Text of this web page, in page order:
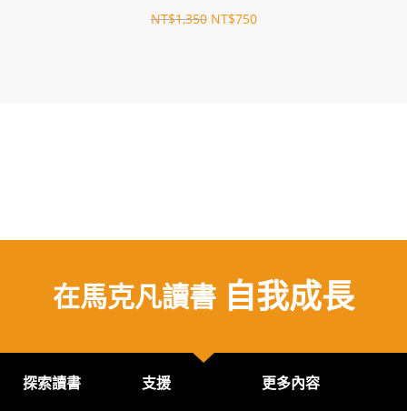
NT$1,350 NT$750
在馬克凡讀書 自我成長
探索讀書 支援 更多內容